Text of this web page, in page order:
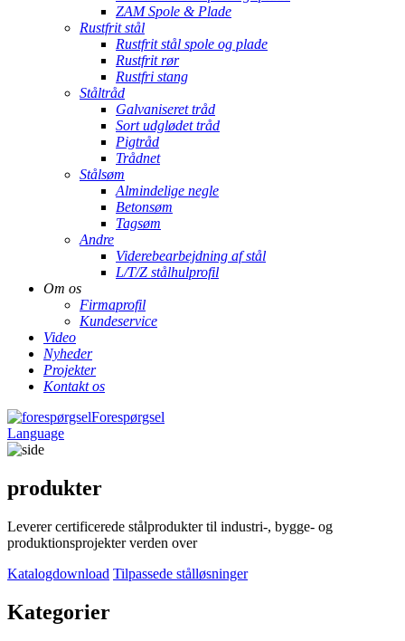
ZAM Spole & Plade
Rustfrit stål
Rustfrit stål spole og plade
Rustfrit rør
Rustfri stang
Ståltråd
Galvaniseret tråd
Sort udglødet tråd
Pigtråd
Trådnet
Stålsøm
Almindelige negle
Betonsøm
Tagsøm
Andre
Viderebearbejdning af stål
L/T/Z stålhulprofil
Om os
Firmaprofil
Kundeservice
Video
Nyheder
Projekter
Kontakt os
Forespørgsel
Language
produkter
Leverer certificerede stålprodukter til industri-, bygge- og
produktionsprojekter verden over
Katalogdownload Tilpassede stålløsninger
Kategorier